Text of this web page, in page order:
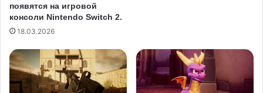
появятся на игровой
консоли Nintendo Switch 2.
18.03.2026